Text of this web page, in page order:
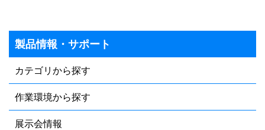
製品情報・サポート
カテゴリから探す
作業環境から探す
展示会情報